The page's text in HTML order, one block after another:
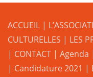
ACCUEIL|
CULTURELLES | LES
| CONTACT| Agenda |
| Candidature 2021 |